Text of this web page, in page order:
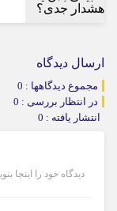
ارسال دیدگاه
مجموع دیدگاهها : 0
در انتظار بررسی : 0
انتشار یافته : 0
دیدگاه خود را اینجا